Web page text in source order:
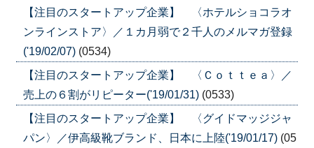
【注目のスタートアップ企業】 〈ホテルショコラオ
ンラインストア〉／１カ月弱で２千人のメルマガ登録
('19/02/07) (0534)
【注目のスタートアップ企業】 〈Ｃｏｔｔｅａ〉／
売上の６割がリピーター('19/01/31) (0533)
【注目のスタートアップ企業】 〈グイドマッジジャ
パン〉／伊高級靴ブランド、日本に上陸('19/01/17) (05